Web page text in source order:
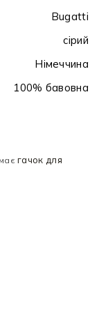
Bugatti
сірий
Німеччина
100% бавовна
маєгачок для